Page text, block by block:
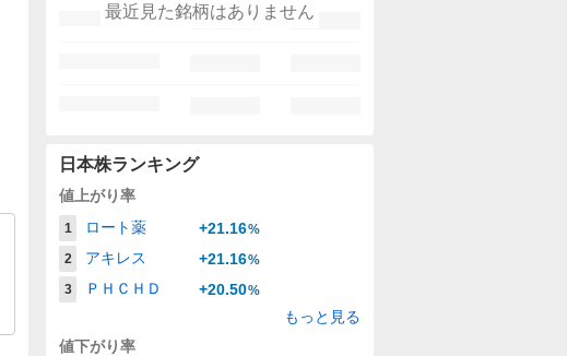
最近見た銘柄はありません
日本株ランキング
値上がり率
1 ロート薬 +21.16%
2
アキレス +21.16%
3
ＰＨＣＨＤ +20.50%
もっと見る
値下がり率